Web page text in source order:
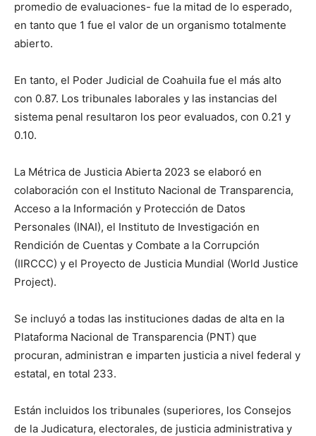
promedio de evaluaciones- fue la mitad de lo esperado,
en tanto que 1 fue el valor de un organismo totalmente
abierto.
En tanto, el Poder Judicial de Coahuila fue el más alto
con 0.87. Los tribunales laborales y las instancias del
sistema penal resultaron los peor evaluados, con 0.21 y
0.10.
La Métrica de Justicia Abierta 2023 se elaboró en
colaboración con el Instituto Nacional de Transparencia,
Acceso a la Información y Protección de Datos
Personales (INAI), el Instituto de Investigación en
Rendición de Cuentas y Combate a la Corrupción
(IIRCCC) y el Proyecto de Justicia Mundial (World Justice
Project).
Se incluyó a todas las instituciones dadas de alta en la
Plataforma Nacional de Transparencia (PNT) que
procuran, administran e imparten justicia a nivel federal y
estatal, en total 233.
Están incluidos los tribunales (superiores, los Consejos
de la Judicatura, electorales, de justicia administrativa y